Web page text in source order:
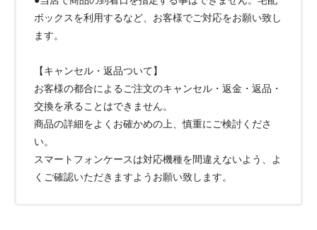
ボックスを利用するなど、お客様でご対応をお願い致し
ます。
【キャンセル・返品ついて】
お客様の都合によるご注文のキャンセル・返金・返品・
交換を承ることはできません。
商品の詳細をよくお確かめの上、慎重にご検討くださ
い。
スマートフォンケースは対応機種を間違えないよう、よ
くご確認いただきますようお願い致します。